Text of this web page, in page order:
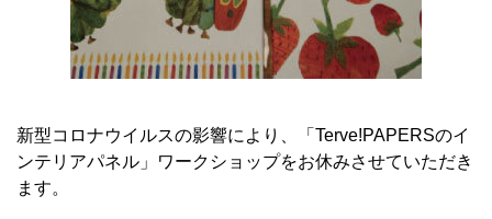
新型コロナウイルスの影響により、「Terve!PAPERSのイ
ンテリアパネル」ワークショップをお休みさせていただき
ます。